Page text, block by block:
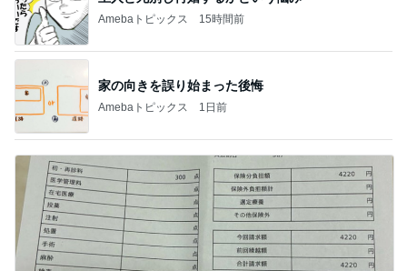
街でも聞かれるバッグの別注カラー
Amebaトピックス
娘の生理で大復活した私の生理
Amebaトピックス
慌てて買ったすごい人気のブラシ
Amebaトピックス